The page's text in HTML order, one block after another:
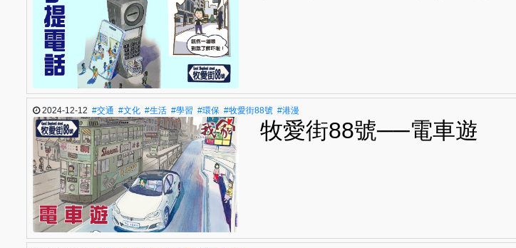
2024-12-12 #交通 #文化 #生活 #學習 #環保 #牧愛街88號 #港漫
牧愛街88號──電車遊